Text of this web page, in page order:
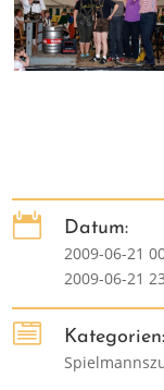

Datum:
2009-06-21
2009-06-21

Kategorien: